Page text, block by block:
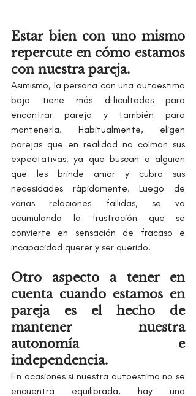
Estar bien con uno mismo
repercute en cómo estamos
con nuestra pareja.
Asimismo, la persona con una autoestima
baja tiene más dificultades para
encontrar pareja y también para
mantenerla. Habitualmente, eligen
parejas que en realidad no colman sus
expectativas, ya que buscan a alguien
que les brinde amor y cubra sus
necesidades rápidamente. Luego de
varias relaciones fallidas, se va
acumulando la frustración que se
convierte en sensación de fracaso e
incapacidad querer y ser querido.
Otro aspecto a tener en
cuenta cuando estamos en
pareja es el hecho de
mantener nuestra
autonomía e
independencia.
En ocasiones si nuestra autoestima no se
encuentra equilibrada, hay una